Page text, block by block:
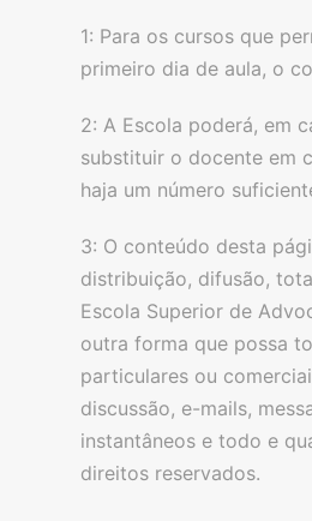
1: Para os cursos que
primeiro dia de aula, o
2: A Escola poderá, em
substituir o docente em
haja um número
3: O conteúdo desta
distribuição, difusão,
Escola Superior de
outra forma que possa
particulares ou
discussão, e-mails,
instantâneos e todo e
direitos reservados.